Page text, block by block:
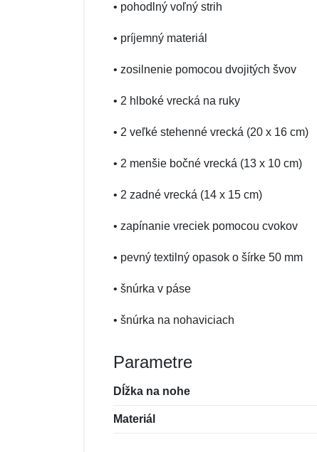
• pohodlný voľný strih
• príjemný materiál
• zosilnenie pomocou dvojitých švov
• 2 hlboké vrecká na ruky
• 2 veľké stehenné vrecká (20 x 16 cm)
• 2 menšie bočné vrecká (13 x 10 cm)
• 2 zadné vrecká (14 x 15 cm)
• zapínanie vreciek pomocou cvokov
• pevný textilný opasok o šírke 50 mm
• šnúrka v páse
• šnúrka na nohaviciach
Parametre
Dĺžka na nohe
Materiál